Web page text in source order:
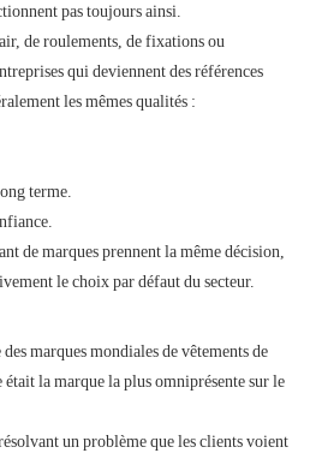
pas toujours ainsi.
de roulements, de fixations ou
qui deviennent des références
les mêmes qualités :
terme.
de marques prennent la même décision,
le choix par défaut du secteur.
marques mondiales de vêtements de
la marque la plus omniprésente sur le
un problème que les clients voient